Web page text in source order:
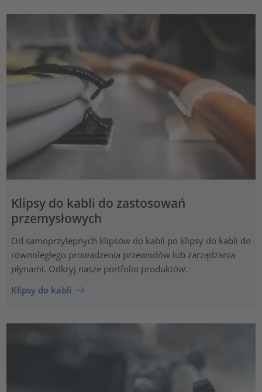
Klipsy do kabli do zastosowań
przemysłowych
Od samoprzylepnych klipsów do kabli po klipsy do kabli do
równoległego prowadzenia przewodów lub zarządzania
płynami. Odkryj nasze portfolio produktów.
Klipsy do kabli